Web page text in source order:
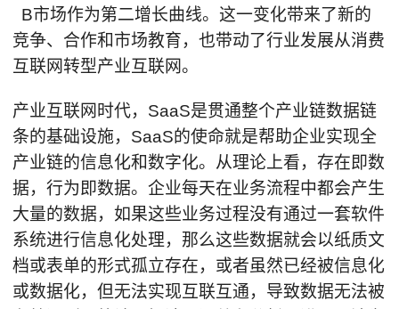
B市场作为第二增长曲线。这一变化带来了新的
竞争、合作和市场教育，也带动了行业发展从消费
互联网转型产业互联网。
产业互联网时代，SaaS是贯通整个产业链数据链
条的基础设施，SaaS的使命就是帮助企业实现全
产业链的信息化和数字化。从理论上看，存在即数
据，行为即数据。企业每天在业务流程中都会产生
大量的数据，如果这些业务过程没有通过一套软件
系统进行信息化处理，那么这些数据就会以纸质文
档或表单的形式孤立存在，或者虽然已经被信息化
或数据化，但无法实现互联互通，导致数据无法被